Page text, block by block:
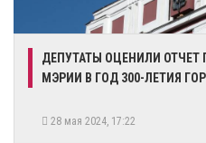
​ДЕПУТАТЫ ОЦЕНИЛИ ОТЧЕТ
МЭРИИ В ГОД 300-ЛЕТИЯ
28 мая 2024, 17:22